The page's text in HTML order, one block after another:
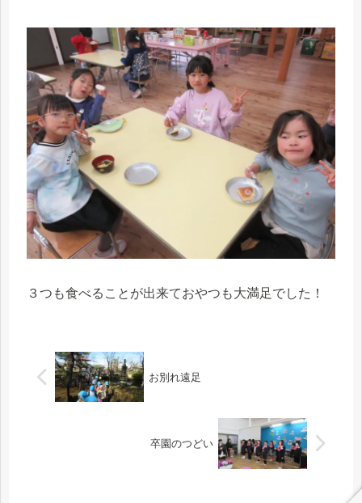
３つも食べることが出来ておやつも大満足でした！
お別れ遠足
卒園のつどい